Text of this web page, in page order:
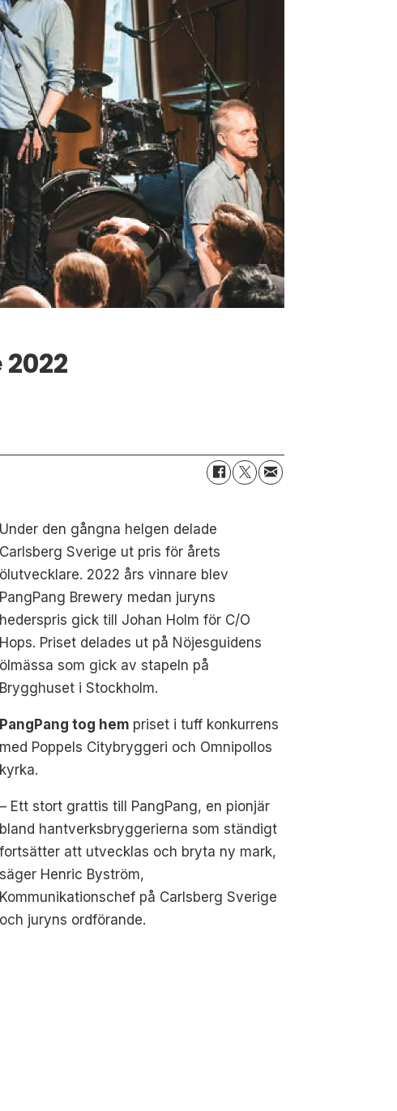
Under den gångna helgen delade
Carlsberg Sverige ut pris för årets
ölutvecklare. 2022 års vinnare blev
PangPang Brewery medan juryns
hederspris gick till Johan Holm för C/O
Hops. Priset delades ut på Nöjesguidens
ölmässa som gick av stapeln på
Brygghuset i Stockholm.
PangPang tog hem priset i tuff konkurrens
med Poppels Citybryggeri och Omnipollos
kyrka.
– Ett stort grattis till PangPang, en pionjär
bland hantverksbryggerierna som ständigt
fortsätter att utvecklas och bryta ny mark,
säger Henric Byström,
Kommunikationschef på Carlsberg Sverige
och juryns ordförande.